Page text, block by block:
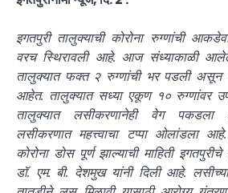
इगतपुरी तालुक्याची कोरोना रुग्णांची
वरच स्थिरावली आहे. आज संध्याकाळी
तालुक्यात फक्त २ रुग्णांची भर पडली असून
आहेत. तालुक्यात सध्या एकूण १० रुग्णांवर
तालुक्यात लसीकरणानेही वेग
लसीकरणात महत्त्वाचा टप्पा
कोरोना डोस पूर्ण झाल्याची माहिती
डॉ. एम. बी. देशमुख यांनी दिली आहे.